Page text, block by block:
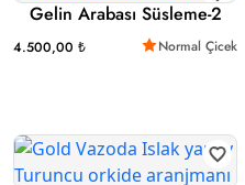
Gelin Arabası Süsleme-2
4.500,00 ₺ Normal Çicek